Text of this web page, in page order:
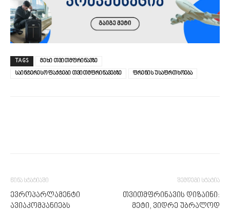
TAGS
მეხი თვითმფრინავზე
საინტერესო ფაქტები თვითმფრინავებზე
ფრენის უსაფრთხოება
წინა სტატიაში
ევროპარლამენტი
ავიაკომპანიებს
შემდეგი სტატია
თვითმფრინავის დიზაინი:
მეტი, ვიდრე უბრალოდ